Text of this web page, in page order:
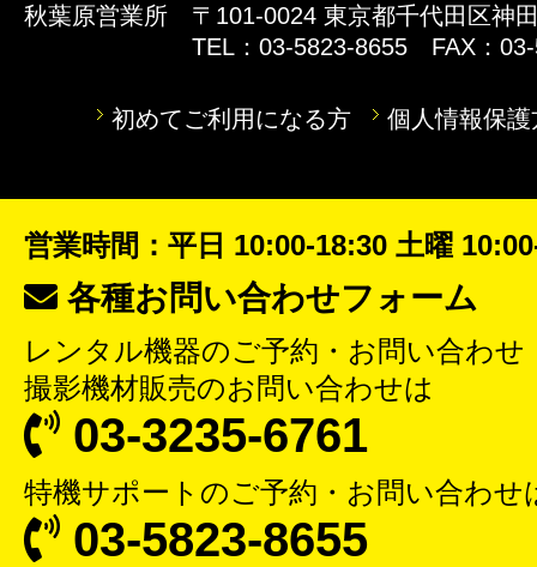
秋葉原営業所
〒101-0024 東京都千代田区神
TEL：03-5823-8655 FAX：
初めてご利用になる方 個人情報保護
営業時間：平日 10:00-18:30 土曜
各種お問い合わせフォーム
レンタル機器のご予約・お問い合わせ
撮影機材販売のお問い合わせは
03-3235-6761
特機サポート のご予約・お問い合わせ
03-5823-8655